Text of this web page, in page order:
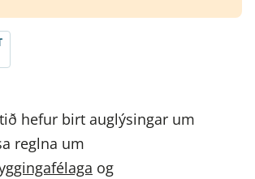
hefur birt auglýsingar um
reglna um
og